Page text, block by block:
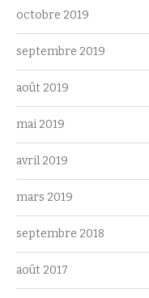
octobre 2019
septembre 2019
août 2019
mai 2019
avril 2019
mars 2019
septembre 2018
août 2017